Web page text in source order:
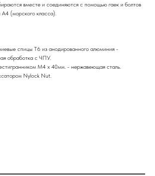
вместе и соединяются с помощью гаек и болтов
(морского класса).
спицы T6 из анодированного алюминия -
обработка с ЧПУ.
M4 x 40мм. - нержавеющая сталь.
Nylock Nut.